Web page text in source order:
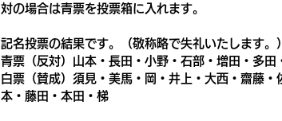
対の場合は青票を投票箱に入れます。
記名投票の結果です。（敬称略で失礼いたします。）
青票（反対）山本・長田・小野・石部・増田・多田
白票（賛成）須見・美馬・岡・井上・大西・齋藤
本・藤田・本田・梯